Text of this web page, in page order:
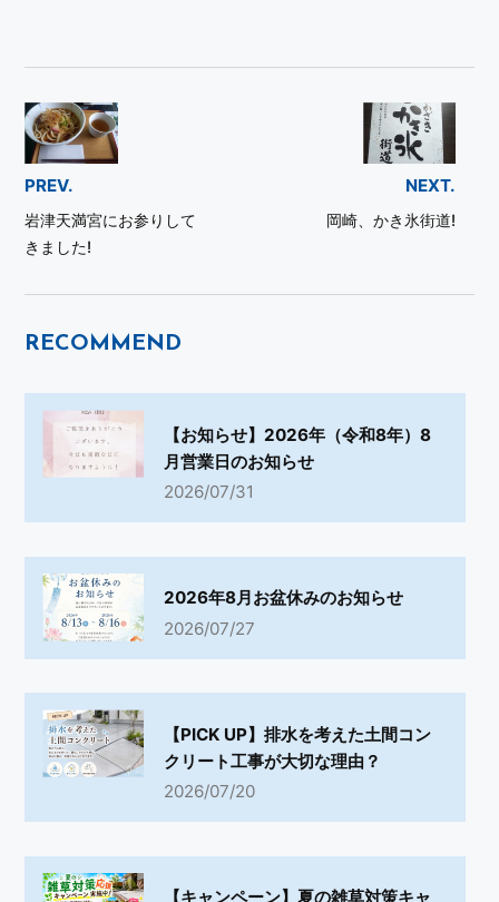
PREV.
岩津天満宮にお参りして
きました!
NEXT.
岡崎、かき氷街道!
RECOMMEND
【お知らせ】2026年（令和8年）8
月営業日のお知らせ
2026/07/31
2026年8月お盆休みのお知らせ
2026/07/27
【PICK UP】排水を考えた土間コン
クリート工事が大切な理由？
2026/07/20
【キャンペーン】夏の雑草対策キャ